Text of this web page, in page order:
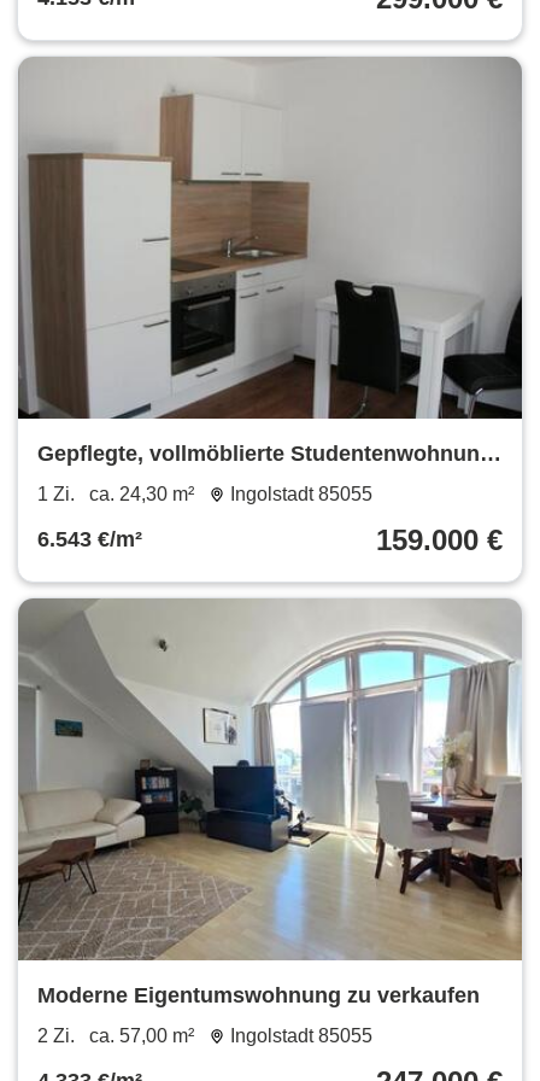
Gepflegte, vollmöblierte Studentenwohnung
Nähe THI
1 Zi. ca. 24,30 m² Ingolstadt 85055
6.543 €/m² 159.000 €
Moderne Eigentumswohnung zu verkaufen
2 Zi. ca. 57,00 m² Ingolstadt 85055